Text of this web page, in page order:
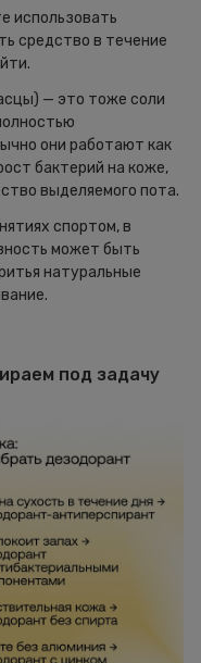
использовать
средство в течение
— это тоже соли
они работают как
бактерий на коже,
выделяемого пота.
спортом, в
может быть
натуральные
под задачу